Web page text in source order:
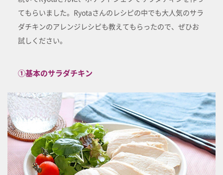
てもらいました。Ryotaさんのレシピの中でも大人気のサラ
ダチキンのアレンジレシピも教えてもらったので、ぜひお
試しください。
①基本のサラダチキン